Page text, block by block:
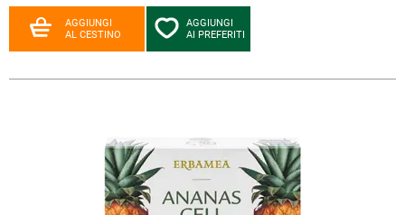
AGGIUNGI
AL CESTINO
AGGIUNGI
AI PREFERITI